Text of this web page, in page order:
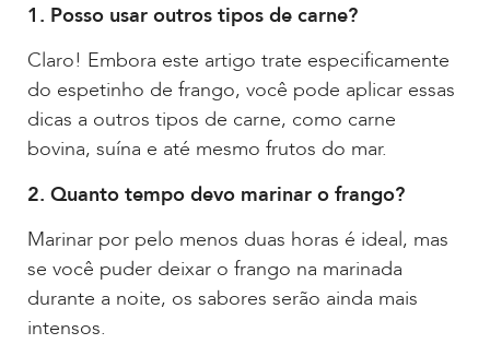
1. Posso usar outros tipos de carne?
Claro! Embora este artigo trate especificamente
do espetinho de frango, você pode aplicar essas
dicas a outros tipos de carne, como carne
bovina, suína e até mesmo frutos do mar.
2. Quanto tempo devo marinar o frango?
Marinar por pelo menos duas horas é ideal, mas
se você puder deixar o frango na marinada
durante a noite, os sabores serão ainda mais
intensos.